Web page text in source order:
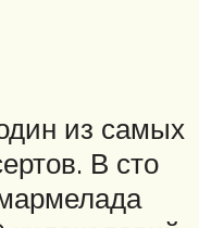
из самых
В сто